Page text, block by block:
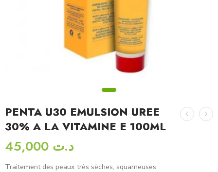
PENTA U30 EMULSION UREE
30% A LA VITAMINE E 100ML
د.ت
Traitement des peaux très sèches, squameuses